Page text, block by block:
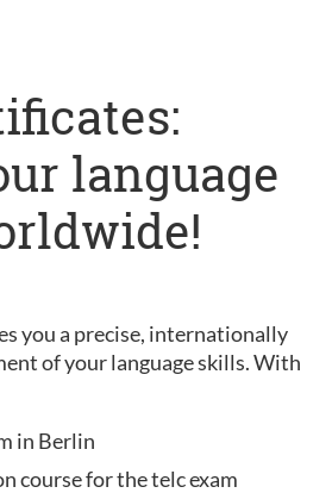
language
you a precise, internationally
of your language skills. With
in Berlin
course for the telc exam